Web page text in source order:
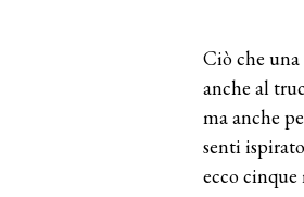
Ciò che una
anche al
ma anche
senti
ecco